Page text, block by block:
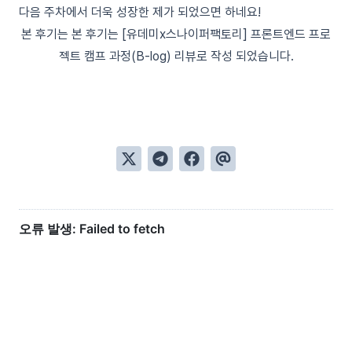
다음 주차에서 더욱 성장한 제가 되었으면 하네요!
본 후기는 본 후기는 [유데미x스나이퍼팩토리] 프론트엔드 프로
젝트 캠프 과정(B-log) 리뷰로 작성 되었습니다.